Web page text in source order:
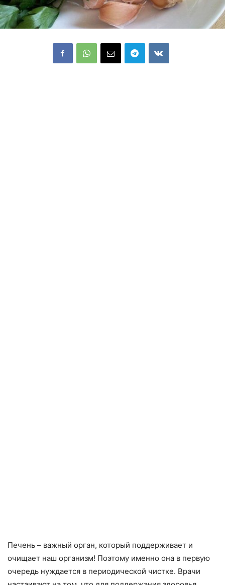
Печень – важный орган, который поддерживает и
очищает наш организм! Поэтому именно она в первую
очередь нуждается в периодической чистке. Врачи